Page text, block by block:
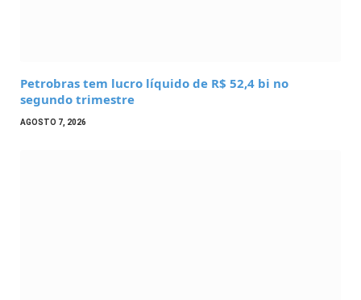
Petrobras tem lucro líquido de R$ 52,4 bi no
segundo trimestre
AGOSTO 7, 2026